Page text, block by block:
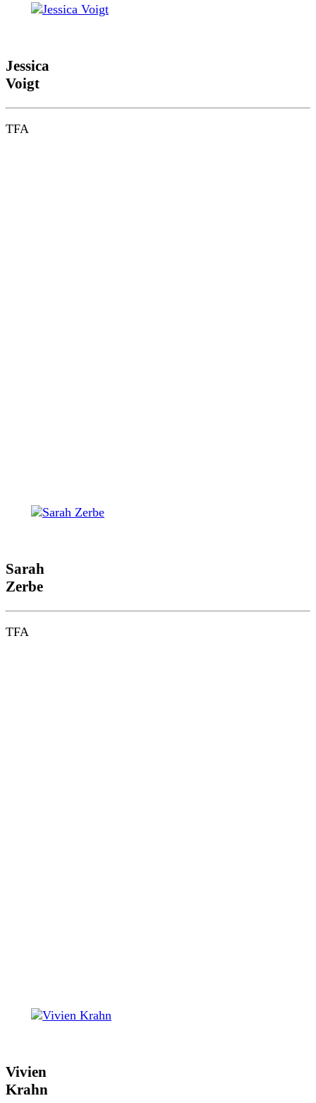
Jessica
Voigt
TFA
Sarah
Zerbe
TFA
Vivien
Krahn